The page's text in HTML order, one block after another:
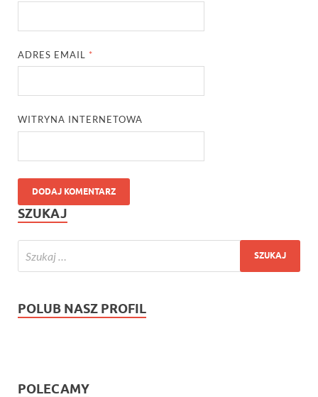
ADRES EMAIL *
WITRYNA INTERNETOWA
SZUKAJ
POLUB NASZ PROFIL
POLECAMY